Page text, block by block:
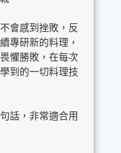
會感到挫敗，反
專研新的料理，
懼勝敗，在每次
到的一切料理技
話，非常適合用